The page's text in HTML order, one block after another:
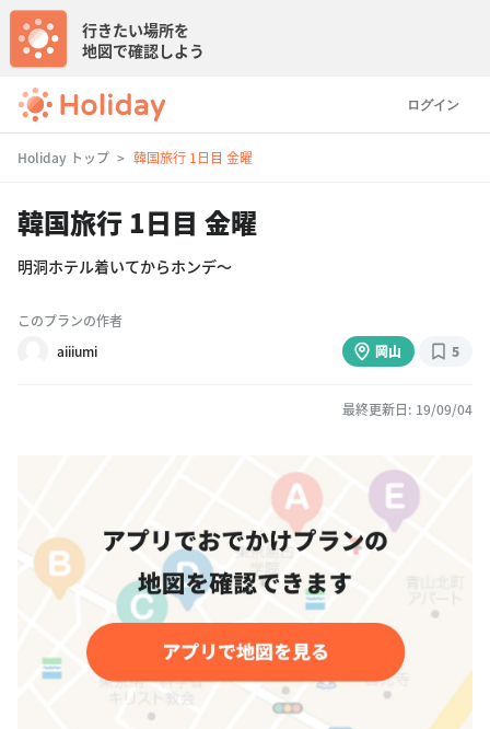
ログイン
行きたい場所を
地図で確認しよう
Holiday トップ 韓国旅行 1日目 金曜
韓国旅行 1日目 金曜
明洞ホテル着いてからホンデ〜
このプランの作者
aiiiumi
岡山 5
最終更新日: 19/09/04